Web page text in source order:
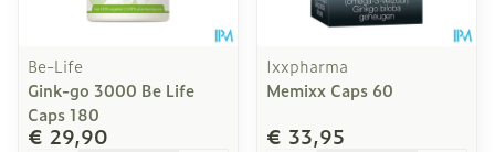
Be-Life
Gink-go 3000 Be Life
Caps 180
€ 29,90
Ixxpharma
Memixx Caps 60
€ 33,95